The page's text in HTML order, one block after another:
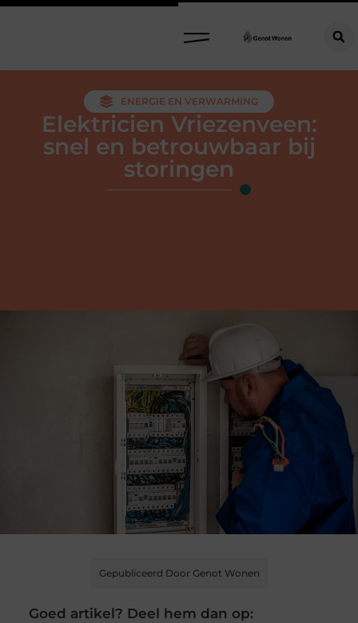
ENERGIE EN VERWARMING
Elektricien Vriezenveen:
snel en betrouwbaar bij
storingen
Gepubliceerd Door Genot Wonen
Goed artikel? Deel hem dan op: